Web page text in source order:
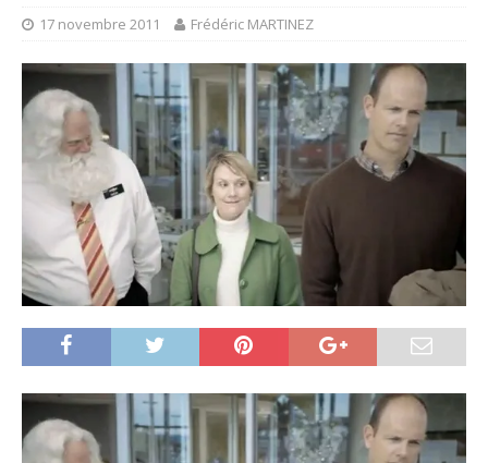
17 novembre 2011 Frédéric MARTINEZ